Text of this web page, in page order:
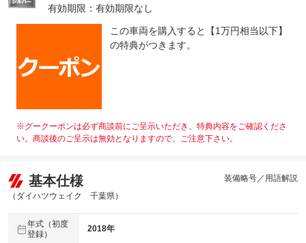
有効期限：有効期限なし
この車両を購入すると【1万円相当以下】
の特典がつきます。
※グークーポンは必ず商談前にご呈示いただき、特典内容をご確認くださ
い。商談後のご呈示は無効となりますので、ご注意下さい。
基本仕様
（ダイハツウェイク 千葉県）
装備略号／用語解説
年式（初度
登録）
2018年